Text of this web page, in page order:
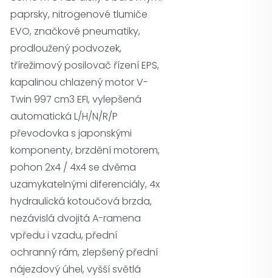
paprsky, nitrogenové tlumiče
EVO, značkové pneumatiky,
prodloužený podvozek,
třírežimový posilovač řízení EPS,
kapalinou chlazený motor V-
Twin 997 cm3 EFI, vylepšená
automatická L/H/N/R/P
převodovka s japonskými
komponenty, brzdění motorem,
pohon 2x4 / 4x4 se dvěma
uzamykatelnými diferenciály, 4x
hydraulická kotoučová brzda,
nezávislá dvojitá A-ramena
vpředu i vzadu, přední
ochranný rám, zlepšený přední
nájezdový úhel, vyšší světlá